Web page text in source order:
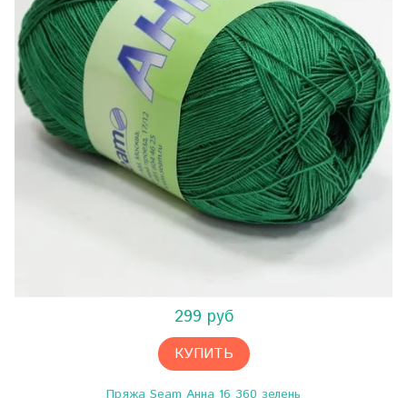
299 руб
КУПИТЬ